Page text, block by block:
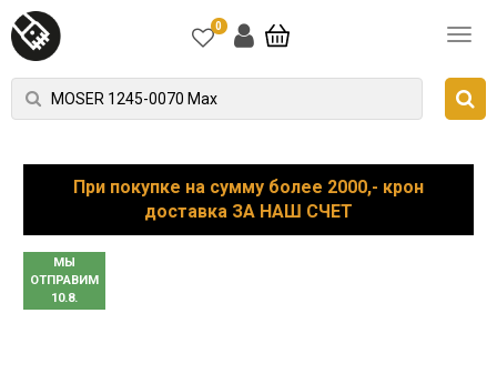
0
При покупке на сумму более 2000,- крон
доставка ЗА НАШ СЧЕТ
МЫ
ОТПРАВИМ
10.8.